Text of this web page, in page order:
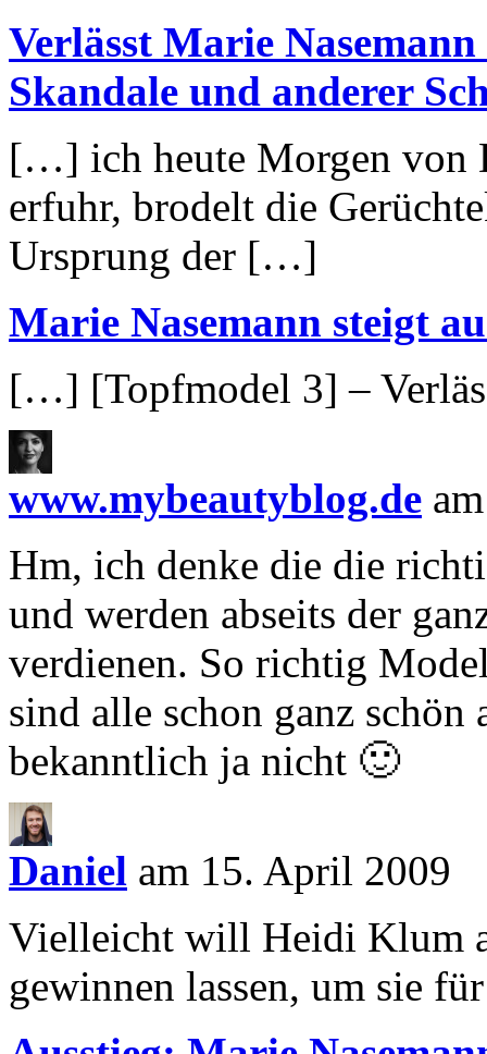
Verlässt Marie
Skandale und anderer
[…] ich heute Morgen von
erfuhr, brodelt die
Ursprung der […]
Marie Nasemann steigt
[…] [Topfmodel 3] –
www.mybeautyblog.de
Hm, ich denke die die
und werden abseits der
verdienen. So richtig
sind alle schon ganz schön
bekanntlich ja nicht 🙂
Daniel am 15. April 2009
Vielleicht will Heidi Klum
gewinnen lassen, um sie